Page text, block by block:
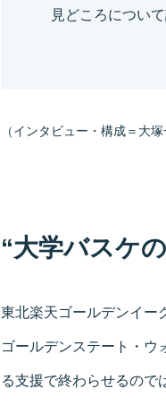
見どころについ
（インタビュー・構成＝大
“大学バスケ
東北楽天ゴールデンイー
ゴールデンステート・ウ
る支援で終わらせるので